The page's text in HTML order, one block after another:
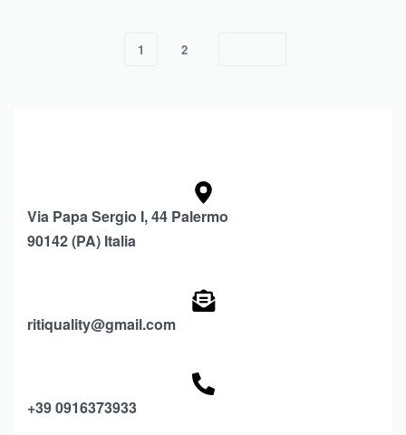
1 2
Via Papa Sergio I, 44 Palermo
90142 (PA) Italia
ritiquality@gmail.com
+39 0916373933